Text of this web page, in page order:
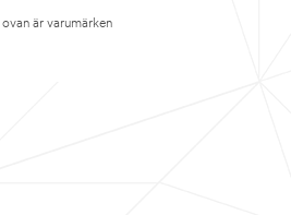
är varumärken